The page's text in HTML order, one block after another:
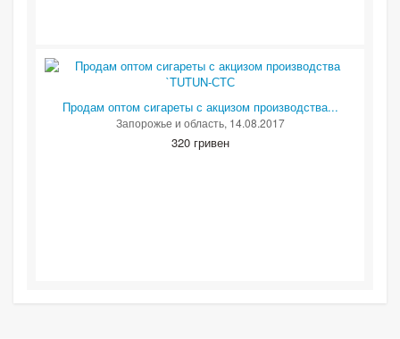
Продам оптом сигареты с акцизом производства...
Запорожье и область, 14.08.2017
320 гривен